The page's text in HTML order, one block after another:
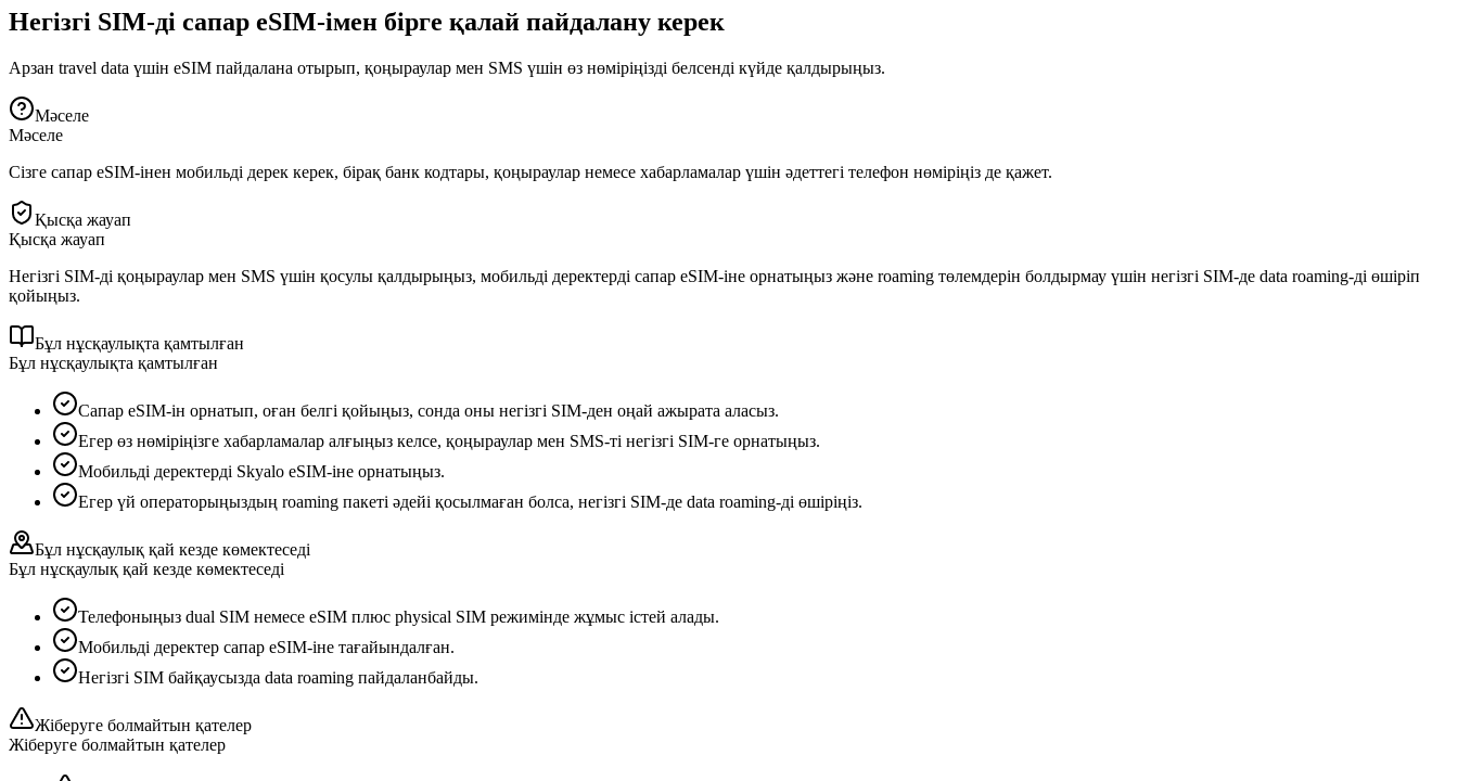
Негізгі SIM-ді сапар eSIM-імен бірге қалай пайдалану керек
Арзан travel data үшін eSIM пайдалана отырып, қоңыраулар мен SMS үшін өз нөміріңізді белсенді күйде қалдырыңыз.
Мәселе
Мәселе
Сізге сапар eSIM-інен мобильді дерек керек, бірақ банк кодтары, қоңыраулар немесе хабарламалар үшін әдеттегі телефон нөміріңіз де қажет.
Қысқа жауап
Қысқа жауап
Негізгі SIM-ді қоңыраулар мен SMS үшін қосулы қалдырыңыз, мобильді деректерді сапар eSIM-іне орнатыңыз және roaming төлемдерін болдырмау үшін негізгі SIM-де data roaming-ді өшіріп
қойыңыз.
Бұл нұсқаулықта қамтылған
Бұл нұсқаулықта қамтылған
Сапар eSIM-ін орнатып, оған белгі қойыңыз, сонда оны негізгі SIM-ден оңай ажырата аласыз.
Егер өз нөміріңізге хабарламалар алғыңыз келсе, қоңыраулар мен SMS-ті негізгі SIM-ге орнатыңыз.
Мобильді деректерді Skyalo eSIM-іне орнатыңыз.
Егер үй операторыңыздың roaming пакеті әдейі қосылмаған болса, негізгі SIM-де data roaming-ді өшіріңіз.
Бұл нұсқаулық қай кезде көмектеседі
Бұл нұсқаулық қай кезде көмектеседі
Телефоныңыз dual SIM немесе eSIM плюс physical SIM режимінде жұмыс істей алады.
Мобильді деректер сапар eSIM-іне тағайындалған.
Негізгі SIM байқаусызда data roaming пайдаланбайды.
Жіберуге болмайтын қателер
Жіберуге болмайтын қателер